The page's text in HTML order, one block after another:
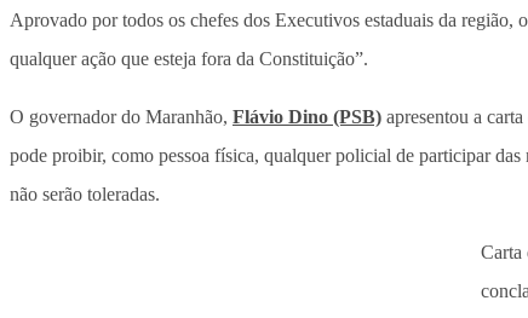
Aprovado por todos os chefes dos Executivos estaduais da região,
qualquer ação que esteja fora da Constituição”.
O governador do Maranhão, Flávio Dino (PSB) apresentou a
pode proibir, como pessoa física, qualquer policial de participar
não serão toleradas.
Carta